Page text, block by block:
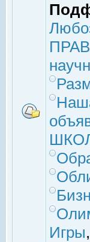
Игры,